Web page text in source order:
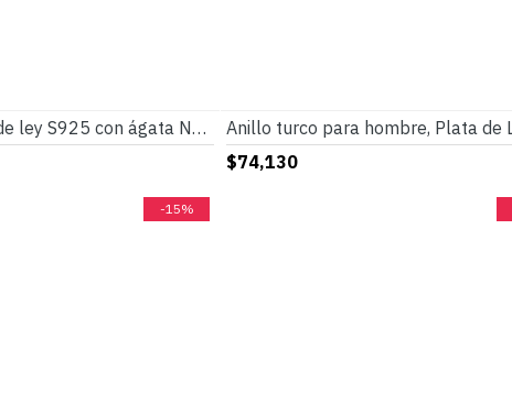
Anillo de plata de ley S925 con ágata Natural negra para hombre, joyería Punk turca Vintage, conjunto de joyas de tendencia, anillos para pareja, anillos para mujer
$74,130
-15%